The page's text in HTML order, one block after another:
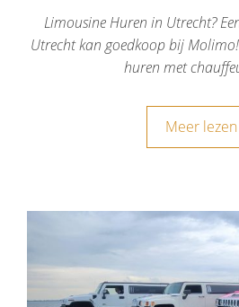
Limousine Huren in Utrecht?
Utrecht kan goedkoop bij
huren met
Meer lezen